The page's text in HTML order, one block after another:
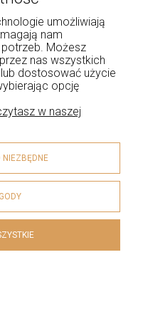
Kwiaty –
umożliwiają
nam
Możesz
nas wszystkich
dostosować użycie
opcję
w naszej
NIEZBĘDNE